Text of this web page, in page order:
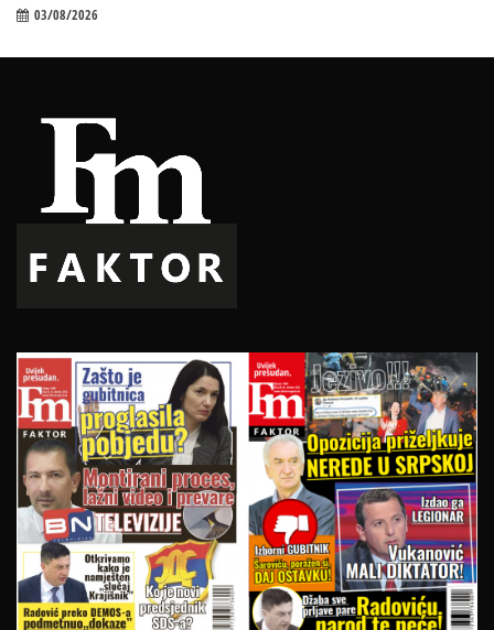
03/08/2026